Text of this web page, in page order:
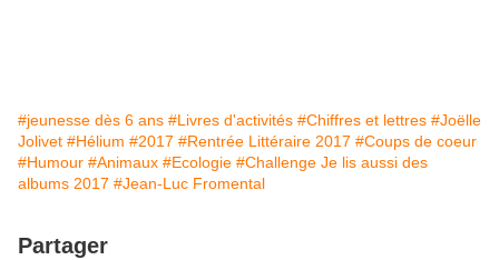
#jeunesse dès 6 ans #Livres d'activités #Chiffres et lettres #Joëlle
Jolivet #Hélium #2017 #Rentrée Littéraire 2017 #Coups de coeur
#Humour #Animaux #Ecologie #Challenge Je lis aussi des
albums 2017 #Jean-Luc Fromental
Partager